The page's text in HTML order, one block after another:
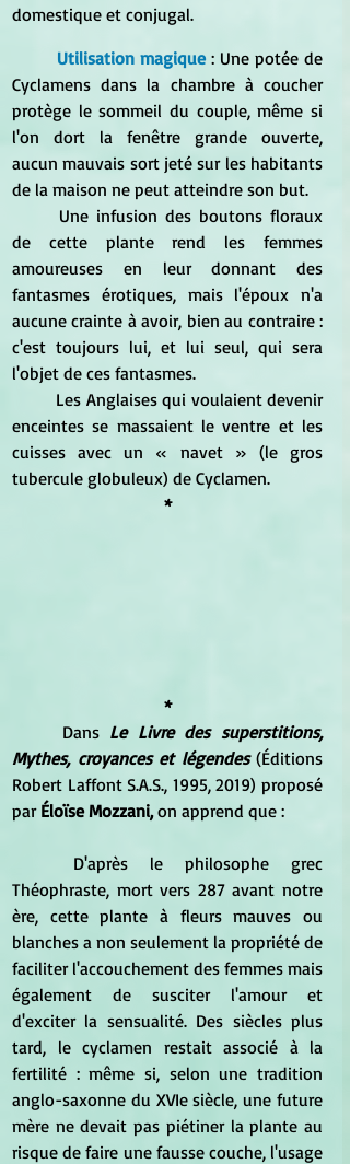
domestique et conjugal.
Utilisation magique : Une potée de
Cyclamens dans la chambre à coucher
protège le sommeil du couple, même si
l'on dort la fenêtre grande ouverte,
aucun mauvais sort jeté sur les habitants
de la maison ne peut atteindre son but.
de cette plante rend les femmes
amoureuses en leur donnant des
fantasmes érotiques, mais l'époux n'a
aucune crainte à avoir, bien au contraire :
c'est toujours lui, et lui seul, qui sera
l'objet de ces fantasmes.
enceintes se massaient le ventre et les
cuisses avec un « navet » (le gros
tubercule globuleux) de Cyclamen.
*
*
Dans Le Livre des superstitions,
Mythes, croyances et légendes (Éditions
Robert Laffont S.A.S., 1995, 2019) proposé
par Éloïse Mozzani, on apprend que :
D'après le philosophe grec
Théophraste, mort vers 287 avant notre
ère, cette plante à fleurs mauves ou
blanches a non seulement la propriété de
faciliter l'accouchement des femmes mais
également de susciter l'amour et
d'exciter la sensualité. Des siècles plus
tard, le cyclamen restait associé à la
fertilité : même si, selon une tradition
anglo-saxonne du XVIe siècle, une future
mère ne devait pas piétiner la plante au
risque de faire une fausse couche, l'usage